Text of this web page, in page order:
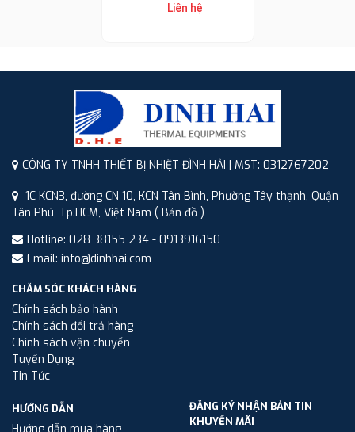
Liên hệ
CÔNG TY TNHH THIẾT BỊ NHIỆT ĐÌNH HẢI | MST: 0312767202
1C KCN3, đường CN 10, KCN Tân Bình, Phường Tây thạnh, Quận
Tân Phú, Tp.HCM, Việt Nam ( Bản đồ )
Hotline: 028 38155 234 - 0913916150
Email: info@dinhhai.com
CHĂM SÓC KHÁCH HÀNG
Chính sách bảo hành
Chính sách đổi trả hàng
Chính sách vận chuyển
Tuyển Dụng
Tin Tức
HƯỚNG DẪN
ĐĂNG KÝ NHẬN BẢN TIN
KHUYẾN MÃI